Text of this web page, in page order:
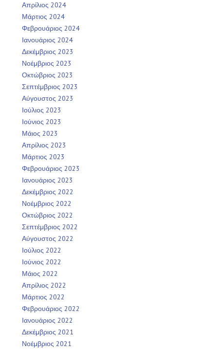
Απρίλιος 2024
Μάρτιος 2024
Φεβρουάριος 2024
Ιανουάριος 2024
Δεκέμβριος 2023
Νοέμβριος 2023
Οκτώβριος 2023
Σεπτέμβριος 2023
Αύγουστος 2023
Ιούλιος 2023
Ιούνιος 2023
Μάιος 2023
Απρίλιος 2023
Μάρτιος 2023
Φεβρουάριος 2023
Ιανουάριος 2023
Δεκέμβριος 2022
Νοέμβριος 2022
Οκτώβριος 2022
Σεπτέμβριος 2022
Αύγουστος 2022
Ιούλιος 2022
Ιούνιος 2022
Μάιος 2022
Απρίλιος 2022
Μάρτιος 2022
Φεβρουάριος 2022
Ιανουάριος 2022
Δεκέμβριος 2021
Νοέμβριος 2021